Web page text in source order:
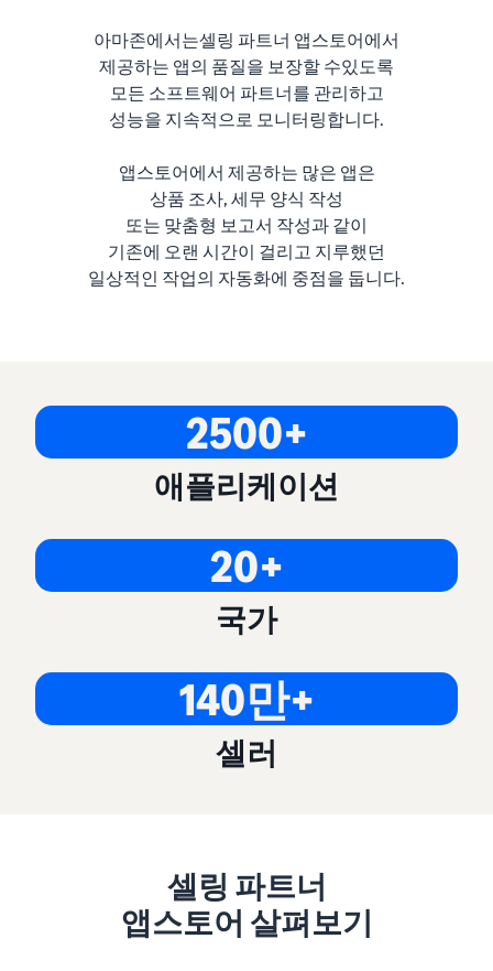
아마존에서는셀링 파트너 앱스토어에서
제공하는 앱의 품질을 보장할 수있도록
모든 소프트웨어 파트너를 관리하고
성능을 지속적으로 모니터링합니다.
앱스토어에서 제공하는 많은 앱은
상품 조사, 세무 양식 작성
또는 맞춤형 보고서 작성과 같이
기존에 오랜 시간이 걸리고 지루했던
일상적인 작업의 자동화에 중점을 둡니다.
2500+
애플리케이션
20+
국가
140만+
셀러
셀링 파트너
앱스토어 살펴보기